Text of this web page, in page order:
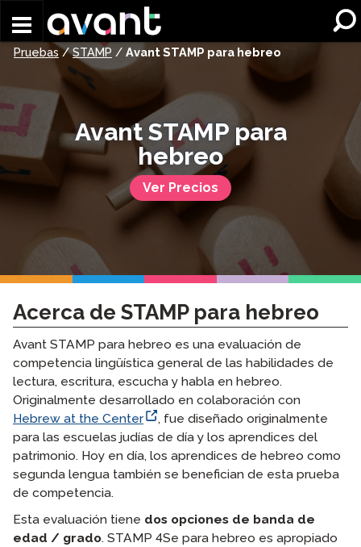
Pruebas/STAMP / Avant STAMP para hebreo
Avant STAMP para
hebreo
Ver Precios
Acerca de STAMP para hebreo
Avant STAMP para hebreo es una evaluación de
competencia lingüística general de las habilidades de
lectura, escritura, escucha y habla en hebreo.
Originalmente desarrollado en colaboración con
Hebrew at the Center
, fue diseñado originalmente
para las escuelas judías de día y los aprendices del
patrimonio. Hoy en día, los aprendices de hebreo como
segunda lengua también se benefician de esta prueba
de competencia.
Esta evaluación tiene dos opciones de banda de
edad / grado. STAMP 4Se para hebreo es apropiado